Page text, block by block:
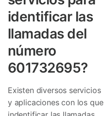
identificar las
llamadas del
número
601732695?
Existen diversos servicios
y aplicaciones con los que